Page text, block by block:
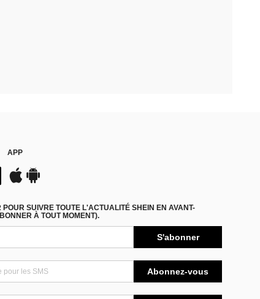
APP
SUIVRE TOUTE L'ACTUALITÉ SHEIN EN AVANT-
À TOUT MOMENT).
S'abonner
Abonnez-vous